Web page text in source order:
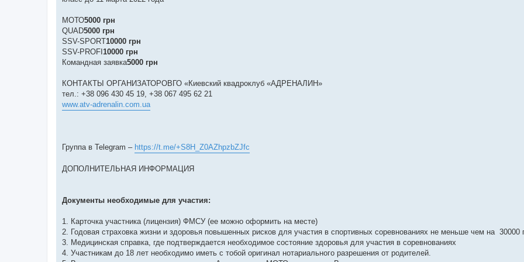
МОТО5000 грн
QUAD5000 грн
SSV-SPORT10000 грн
SSV-PROFI 10000 грн
Командная заявка5000 грн
КОНТАКТЫ ОРГАНИЗАТОРОВГО «Киевский квадроклуб «АДРЕНАЛИН»
тел.: +38 096 430 45 19, +38 067 495 62 21
www.atv-adrenalin.com.ua
Группа в Telegram – https://t.me/+S8H_Z0AZhpzbZJfc
ДОПОЛНИТЕЛЬНАЯ ИНФОРМАЦИЯ
Документы необходимые для участия:
1. Карточка участника (лицензия) ФМСУ (ее можно оформить на месте)
2. Годовая страховка жизни и здоровья повышенных рисков для участия в спортивных соревнованиях не меньше чем на 30000
3. Медицинская справка, где подтверждается необходимое состояние здоровья для участия в соревнованиях
4. Участникам до 18 лет необходимо иметь с тобой оригинал нотариального разрешения от родителей.